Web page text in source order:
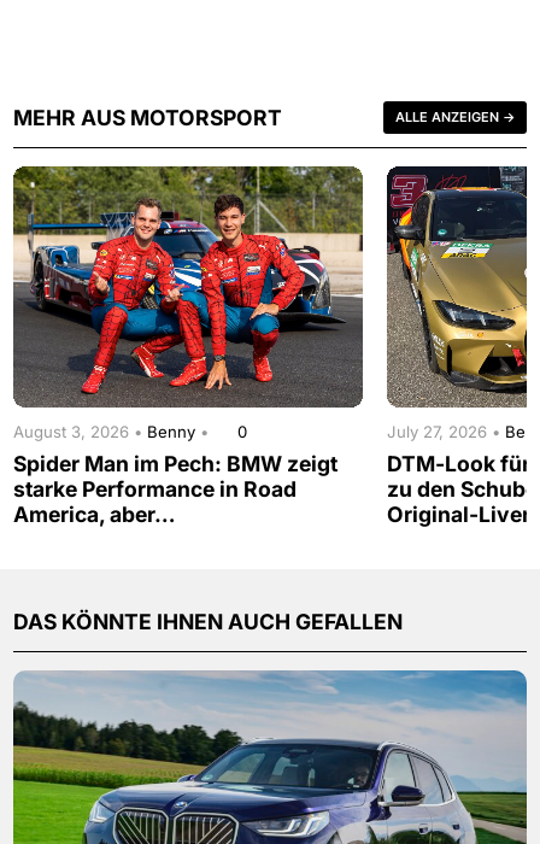
MEHR AUS MOTORSPORT ALLE ANZEIGEN →
August 3, 2026 • Benny • 0
Spider Man im Pech: BMW zeigt
starke Performance in Road
America, aber…
July 27, 2026 •
DTM-Look für
zu den
Original-
DAS KÖNNTE IHNEN AUCH GEFALLEN